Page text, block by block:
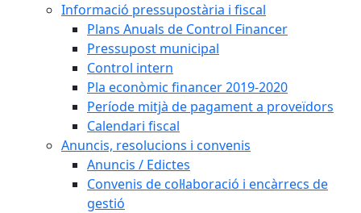
Informació pressupostària i fiscal
Plans Anuals de Control Financer
Pressupost municipal
Control intern
Pla econòmic financer 2019-2020
Període mitjà de pagament a proveïdors
Calendari fiscal
Anuncis, resolucions i convenis
Anuncis / Edictes
Convenis de col·laboració i encàrrecs de
gestió